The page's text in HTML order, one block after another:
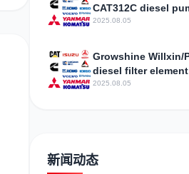
CAT312C diesel
straight shipped in
2025.08.05
Growshine Willxin/
diesel filter element
one piece Shaanxi
2025.08.05
新闻动态